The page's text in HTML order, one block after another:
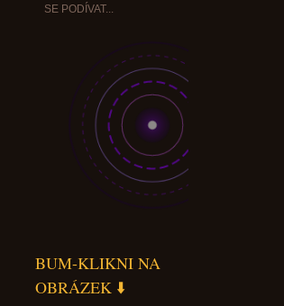
SE PODÍVAT...
BUM-KLIKNI NA
OBRÁZEK ⬇️